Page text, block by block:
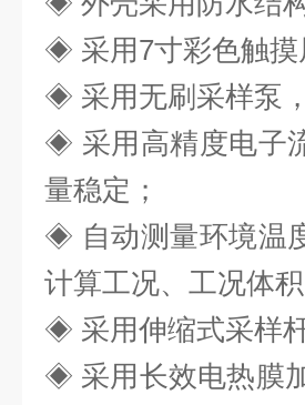
◈ 采用7寸彩色触摸
◈ 采用无刷采样泵
◈ 采用高精度电子
量稳定；
◈ 自动测量环境温
计算工况、工况体
◈ 采用伸缩式采样
◈ 采用长效电热膜